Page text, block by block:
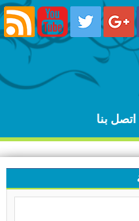
اتصل بنا